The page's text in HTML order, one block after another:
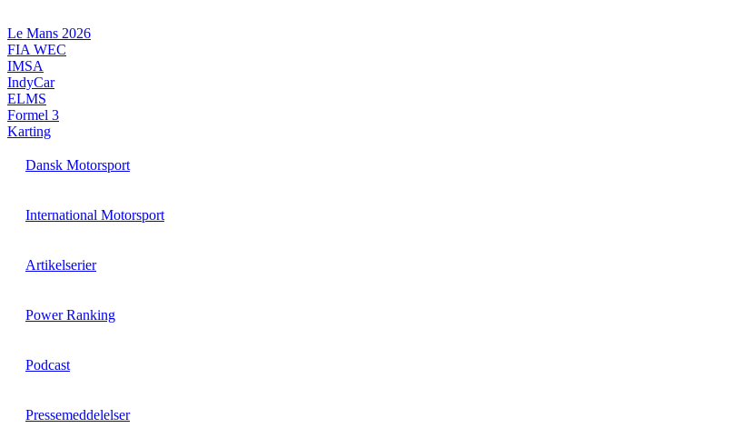
til
indhold
Le Mans 2026
FIA WEC
IMSA
IndyCar
ELMS
Formel 3
Karting
Dansk Motorsport
International Motorsport
Artikelserier
Power Ranking
Podcast
Pressemeddelelser